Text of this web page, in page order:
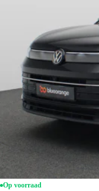
Op voorraad